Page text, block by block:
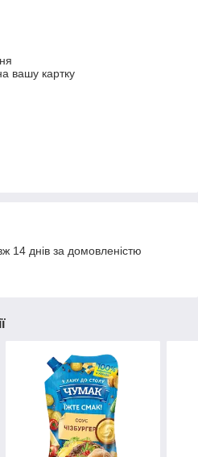
вашу картку
14 днів за домовленістю